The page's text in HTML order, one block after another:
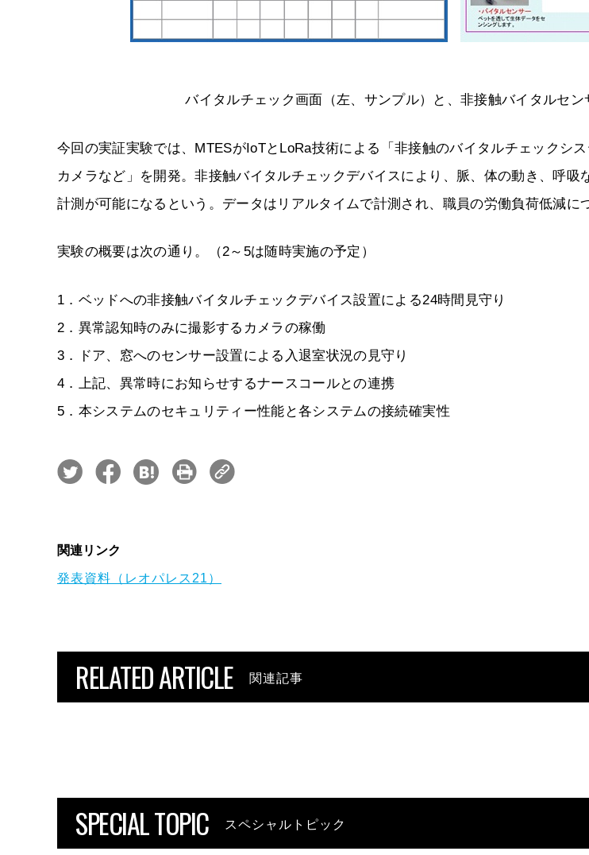
バイタルチェック画面（左、サンプル）と、非接触バイタルセン
今回の実証実験では、MTESがIoTとLoRa技術による「非接触のバイタルチェックシ
カメラなど」を開発。非接触バイタルチェックデバイスにより、脈、体の動き、呼吸
計測が可能になるという。データはリアルタイムで計測され、職員の労働負荷低減に
実験の概要は次の通り。（2～5は随時実施の予定）
1．ベッドへの非接触バイタルチェックデバイス設置による24時間見守り
2．異常認知時のみに撮影するカメラの稼働
3．ドア、窓へのセンサー設置による入退室状況の見守り
4．上記、異常時にお知らせするナースコールとの連携
5．本システムのセキュリティー性能と各システムの接続確実性
関連リンク
発表資料（レオパレス21）
RELATED ARTICLE 関連記事
SPECIAL TOPIC スペシャルトピック